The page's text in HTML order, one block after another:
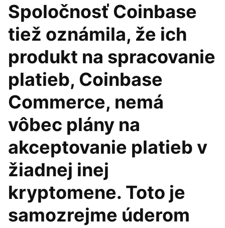
Spoločnosť Coinbase
tiež oznámila, že ich
produkt na spracovanie
platieb, Coinbase
Commerce, nemá
vôbec plány na
akceptovanie platieb v
žiadnej inej
kryptomene. Toto je
samozrejme úderom